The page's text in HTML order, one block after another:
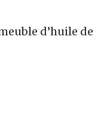
d’huile de